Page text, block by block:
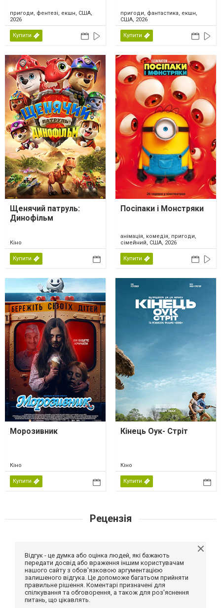
пригоди, фентезі, екшн, США,
2026
Купити
пригоди, фантастика, екшн,
США, 2026
Купити
Щенячий патруль:
Динофільм
Кіно
Купити
Посіпаки і Монстряки
анімація, комедія, пригоди,
сімейний, США, 2026
Купити
Морозивник
Кіно
Купити
Кінець Оук- Стріт
Кіно
Купити
Рецензія
Відгук - це думка або оцінка людей, які бажають
передати досвід або враження іншим користувачам
нашого сайту з обов'язковою аргументацією
залишеного відгука. Це допоможе багатьом прийняти
правильне рішення. Коментарі призначені для
спілкування та обговорення, а також для роз'яснення
питань, що цікавлять.